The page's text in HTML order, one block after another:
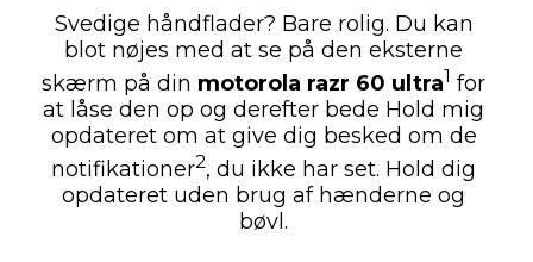
Svedige håndflader? Bare rolig. Du kan
blot nøjes med at se på den eksterne
skærm på din motorola razr 60 ultra1 for
at låse den op og derefter bede Hold mig
opdateret om at give dig besked om de
notifikationer2, du ikke har set. Hold dig
opdateret uden brug af hænderne og
bøvl.